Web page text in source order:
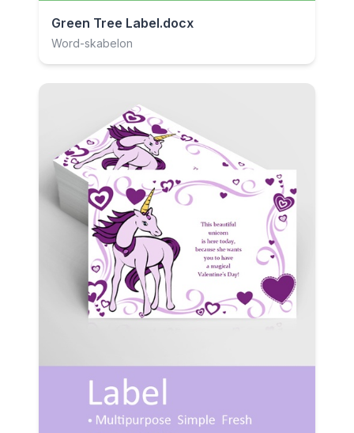
Green Tree Label.docx
Word-skabelon